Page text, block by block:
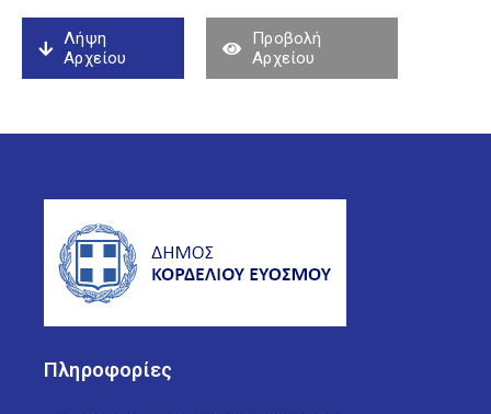
Λήψη
Αρχείου
Προβολή
Αρχείου
Πληροφορίες